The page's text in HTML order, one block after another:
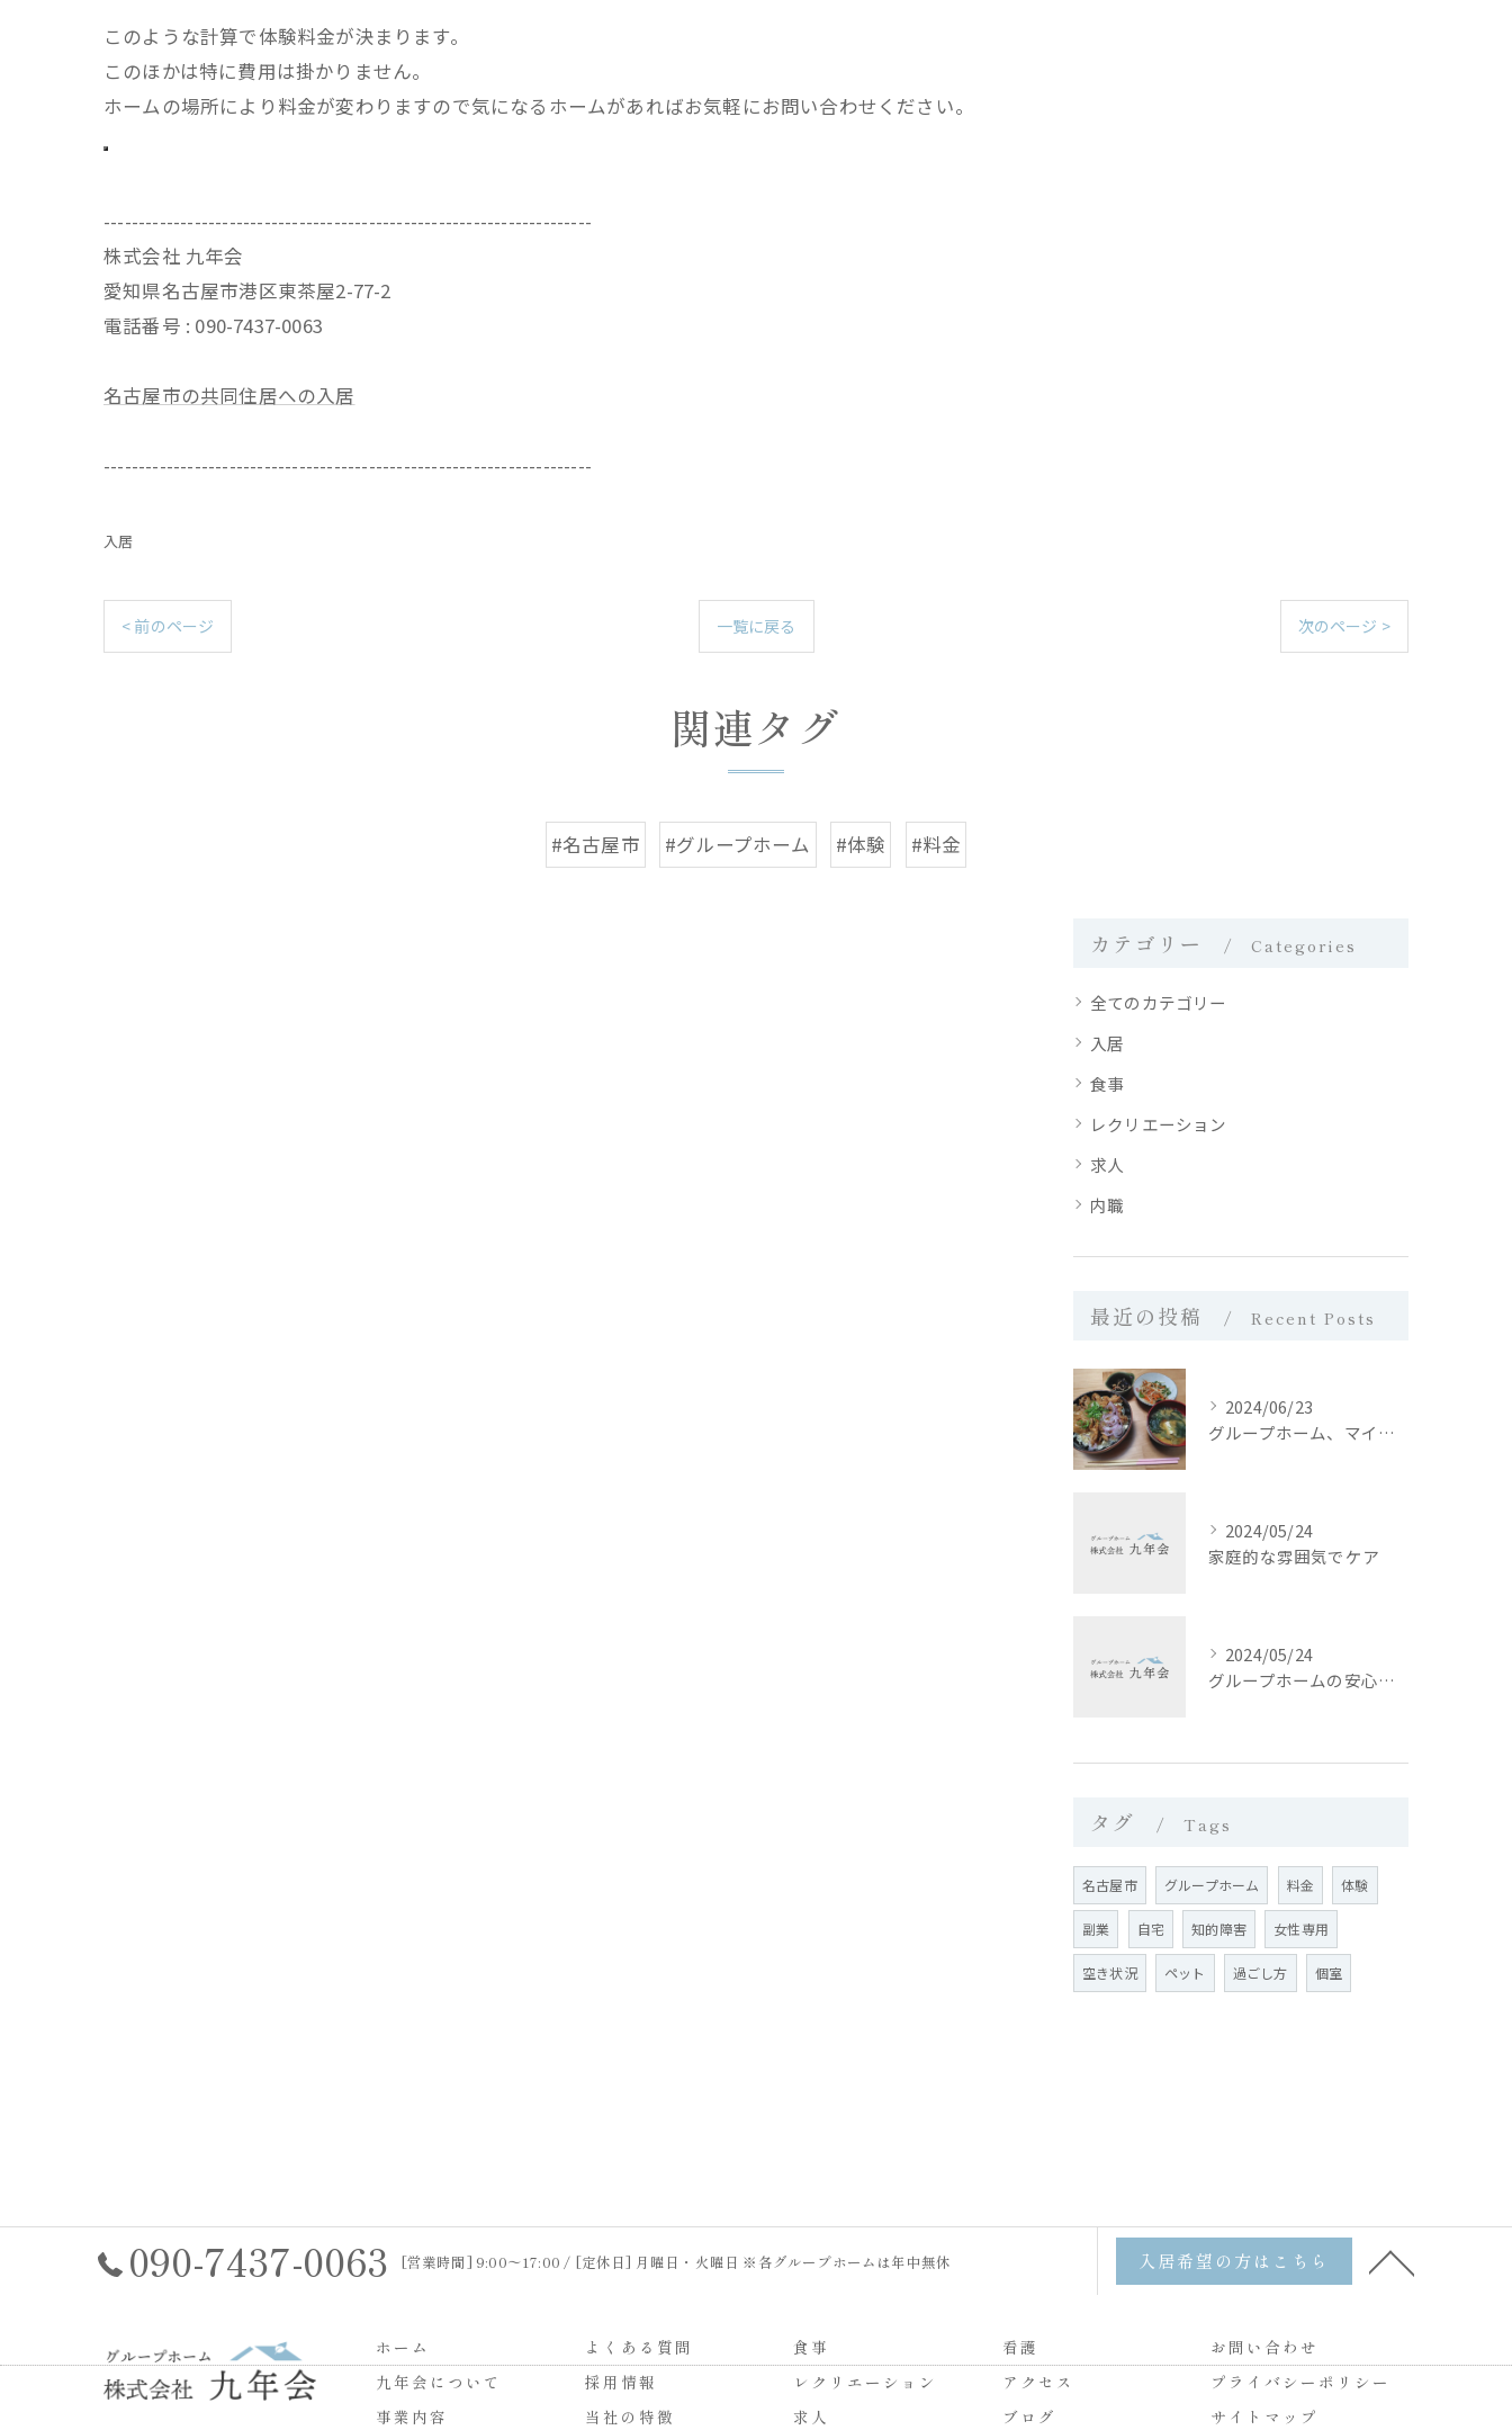
このような計算で体験料金が決まります。
このほかは特に費用は掛かりません。
ホームの場所により料金が変わりますので気になるホームがあればお気軽にお問い合わせください。
----------------------------------------------------------------------
株式会社 九年会
愛知県名古屋市港区東茶屋2-77-2
電話番号 : 090-7437-0063
名古屋市の共同住居への入居
----------------------------------------------------------------------
入居
< 前のページ 一覧に戻る 次のページ >
関連タグ
#名古屋市 #グループホーム #体験 #料金
カテゴリー Categories
全てのカテゴリー
入居
食事
レクリエーション
求人
内職
最近の投稿 Recent Posts
2024/06/23
グループホーム、マイホーム西日置では、皆さんに栄養バランスの...
2024/05/24
家庭的な雰囲気でケア
2024/05/24
グループホームの安心な生活環境と入居サポート
タグ Tags
名古屋市 グループホーム 料金 体験
副業 自宅 知的障害 女性専用
空き状況 ペット 過ごし方 個室
090-7437-0063 [営業時間] 9:00〜17:00 / [定休日] 月曜日・火曜日 ※各グループホームは年中無休 入居希望の方はこちら
ホーム
九年会について
事業内容
よくある質問
採用情報
当社の特徴
食事
レクリエーション
求人
看護
アクセス
ブログ
お問い合わせ
プライバシーポリシー
サイトマップ